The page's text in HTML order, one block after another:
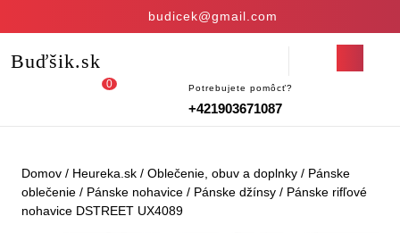
budicek@gmail.com
Buďšik.sk
Button
0 Potrebujete pomôcť?
+421903671087
Domov / Heureka.sk / Oblečenie, obuv a doplnky / Pánske
oblečenie / Pánske nohavice / Pánske džínsy / Pánske rifľové
nohavice DSTREET UX4089